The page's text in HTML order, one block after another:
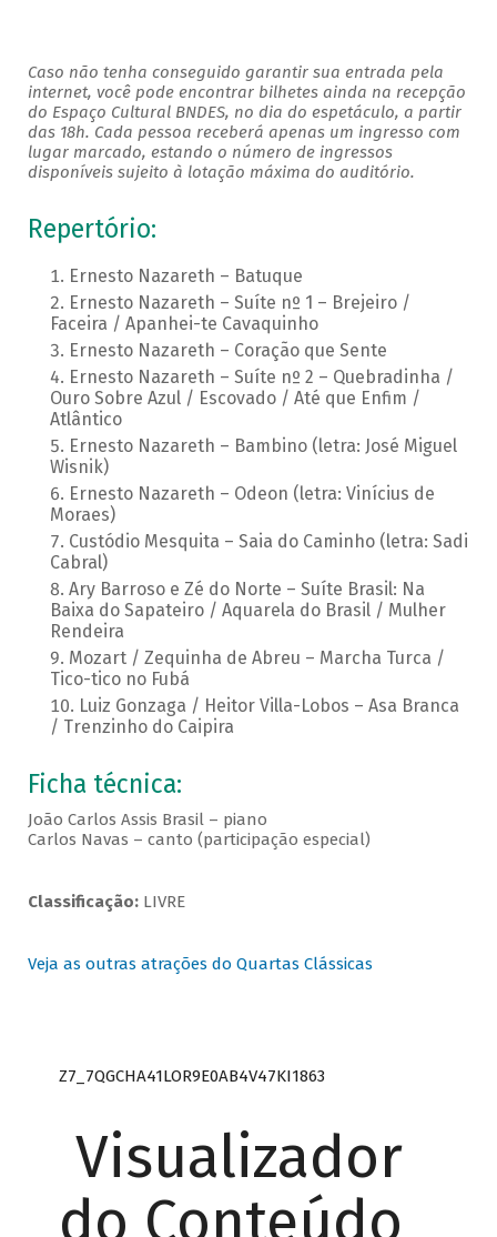
Caso não tenha conseguido garantir sua entrada pela
internet, você pode encontrar bilhetes ainda na recepção
do Espaço Cultural BNDES, no dia do espetáculo, a partir
das 18h. Cada pessoa receberá apenas um ingresso com
lugar marcado, estando o número de ingressos
disponíveis sujeito à lotação máxima do auditório.
Repertório:
Ernesto Nazareth – Batuque
Ernesto Nazareth – Suíte nº 1 – Brejeiro /
Faceira / Apanhei-te Cavaquinho
Ernesto Nazareth – Coração que Sente
Ernesto Nazareth – Suíte nº 2 – Quebradinha /
Ouro Sobre Azul / Escovado / Até que Enfim /
Atlântico
Ernesto Nazareth – Bambino (letra: José Miguel
Wisnik)
Ernesto Nazareth – Odeon (letra: Vinícius de
Moraes)
Custódio Mesquita – Saia do Caminho (letra: Sadi
Cabral)
Ary Barroso e Zé do Norte – Suíte Brasil: Na
Baixa do Sapateiro / Aquarela do Brasil / Mulher
Rendeira
Mozart / Zequinha de Abreu – Marcha Turca /
Tico-tico no Fubá
Luiz Gonzaga / Heitor Villa-Lobos – Asa Branca
/ Trenzinho do Caipira
Ficha técnica:
João Carlos Assis Brasil – piano
Carlos Navas – canto (participação especial)
Classificação:LIVRE
Veja as outras atrações do Quartas Clássicas
Z7_7QGCHA41LOR9E0AB4V47KI1863
Visualizador
do Conteúdo